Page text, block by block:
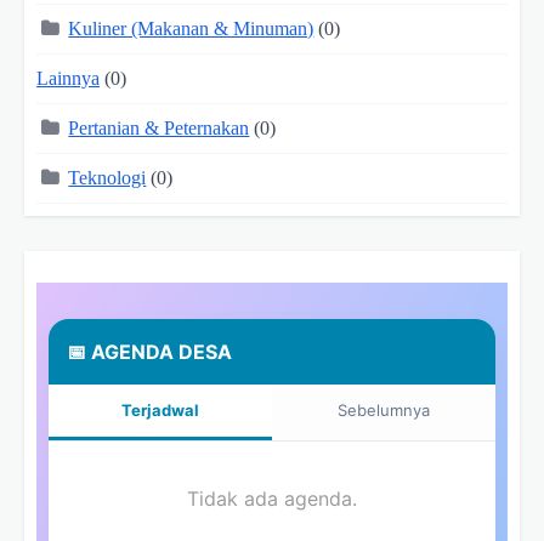
Kuliner (Makanan & Minuman) (0)
Lainnya (0)
Pertanian & Peternakan (0)
Teknologi (0)